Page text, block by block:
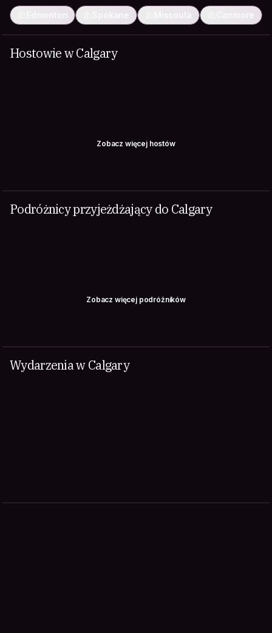
Edmonton Spokane Missoula Canmore
Hostowie w Calgary
Zobacz więcej hostów
Podróżnicy przyjeżdżający do Calgary
Zobacz więcej podróżników
Wydarzenia w Calgary